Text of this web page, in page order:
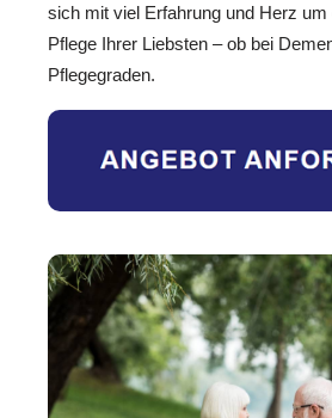
sich mit viel Erfahrung und Herz um
Pflege Ihrer Liebsten – ob bei
Pflegegraden.